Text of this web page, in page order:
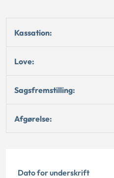
Kassation:
Love:
Sagsfremstilling:
Afgørelse:
Dato for underskrift